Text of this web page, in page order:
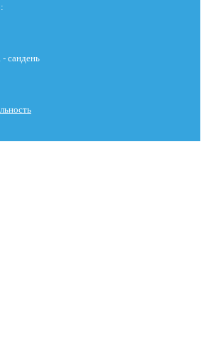
сандень